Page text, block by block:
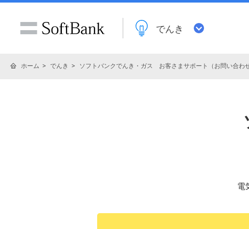
でんき
ホーム でんき ソフトバンクでんき・ガス お客さまサポート（お問い合わせ
電